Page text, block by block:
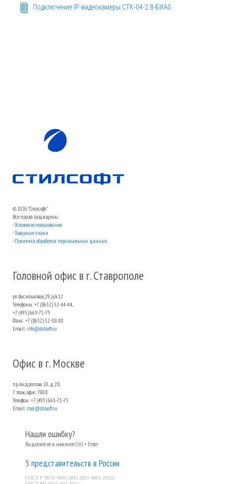
Подключение IP-видеокамеры СТК-04-2.8-БИА0
© 2026 "Стилсофт".
Все права защищены.
-Условия использования
-Товарные знаки
-Политика обработки персональных данных
Головной офис в г. Ставрополе
ул. Васильковая, 29, а/я 12
Телефоны: +7 (8652) 52-44-44,
+7 (495) 663-71-75
Факс: +7 (8652) 52-88-88
Email:info@stilsoft.ru
Офис в г. Москве
пр. Андропова 10, д. 28,
7 этаж, офис 7.008
Телефон: +7 (495) 663-71-75
Email: msk@stilsoft.ru
Нашли ошибку?
Выделите ее и нажмите Ctrl + Enter
5 представительств в России
ГОСТ Р ИСО 9001-2015 (ISO 9001:2015)